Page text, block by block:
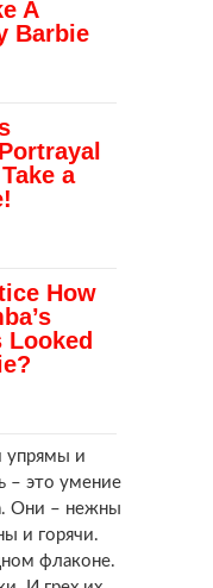
упрямы и
– это умение
Они – нежны
и горячи.
флаконе.